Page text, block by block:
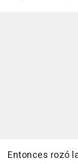
Entonces rozó